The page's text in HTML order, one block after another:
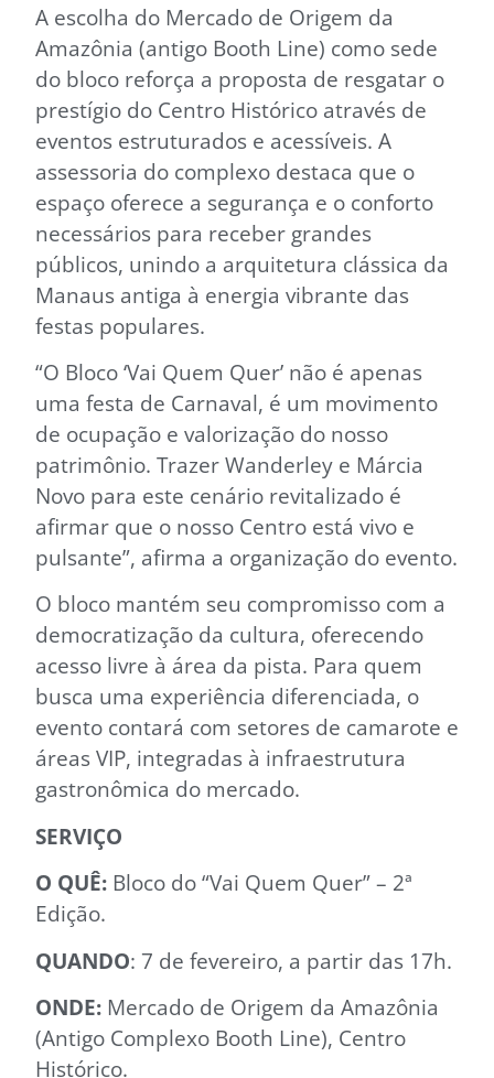
A escolha do Mercado de Origem da
Amazônia (antigo Booth Line) como sede
do bloco reforça a proposta de resgatar o
prestígio do Centro Histórico através de
eventos estruturados e acessíveis. A
assessoria do complexo destaca que o
espaço oferece a segurança e o conforto
necessários para receber grandes
públicos, unindo a arquitetura clássica da
Manaus antiga à energia vibrante das
festas populares.
“O Bloco ‘Vai Quem Quer’ não é apenas
uma festa de Carnaval, é um movimento
de ocupação e valorização do nosso
patrimônio. Trazer Wanderley e Márcia
Novo para este cenário revitalizado é
afirmar que o nosso Centro está vivo e
pulsante”, afirma a organização do evento.
O bloco mantém seu compromisso com a
democratização da cultura, oferecendo
acesso livre à área da pista. Para quem
busca uma experiência diferenciada, o
evento contará com setores de camarote e
áreas VIP, integradas à infraestrutura
gastronômica do mercado.
SERVIÇO
O QUÊ: Bloco do “Vai Quem Quer” – 2ª
Edição.
QUANDO: 7 de fevereiro, a partir das 17h.
ONDE: Mercado de Origem da Amazônia
(Antigo Complexo Booth Line), Centro
Histórico.